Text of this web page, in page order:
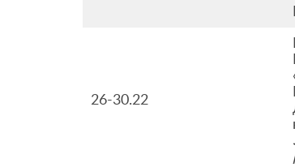
26-30.22